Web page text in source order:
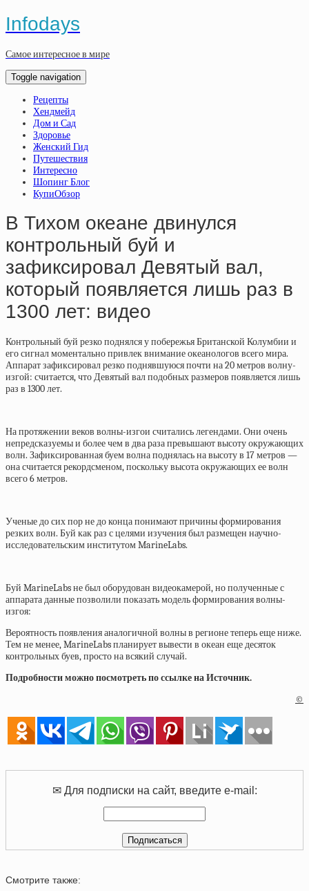
Infodays
Самое интересное в мире
Toggle navigation
Рецепты
Хендмейд
Дом и Сад
Здоровье
Женский Гид
Путешествия
Интересно
Шопинг Блог
КупиОбзор
В Тихом океане двинулся
контрольный буй и
зафиксировал Девятый вал,
который появляется лишь раз в
1300 лет: видео
Контрольный буй резко поднялся у побережья Британской Колумбии и
его сигнал моментально привлек внимание океанологов всего мира.
Аппарат зафиксировал резко поднявшуюся почти на 20 метров волну-
изгой: считается, что Девятый вал подобных размеров появляется лишь
раз в 1300 лет.
На протяжении веков волны-изгои считались легендами. Они очень
непредсказуемы и более чем в два раза превышают высоту окружающих
волн. Зафиксированная буем волна поднялась на высоту в 17 метров —
она считается рекордсменом, поскольку высота окружающих ее волн
всего 6 метров.
Ученые до сих пор не до конца понимают причины формирования
резких волн. Буй как раз с целями изучения был размещен научно-
исследовательским институтом MarineLabs.
Буй MarineLabs не был оборудован видеокамерой, но полученные с
аппарата данные позволили показать модель формирования волны-
изгоя:
Вероятность появления аналогичной волны в регионе теперь еще ниже.
Тем не менее, MarineLabs планирует вывести в океан еще десяток
контрольных буев, просто на всякий случай.
Подробности можно посмотреть по ссылке на Источник.
©
✉ Для подписки на сайт, введите e-mail:
Смотрите также: